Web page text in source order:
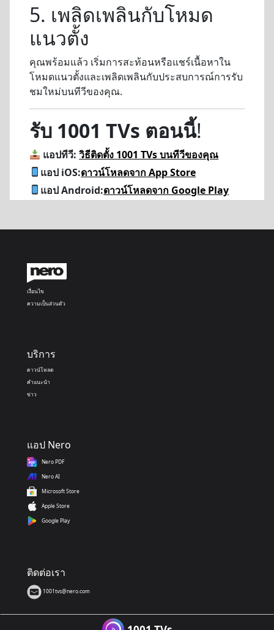
5. เพลิดเพลินกับโหมด
แนวตั้ง
คุณพร้อมแล้ว เริ่มการสะท้อนหรือแชร์เนื้อหาใน
โหมดแนวตั้งและเพลิดเพลินกับประสบการณ์การรับ
ชมใหม่บนทีวีของคุณ.
รับ 1001 TVs ตอนนี้!
แอปทีวี: วิธีติดตั้ง 1001 TVs บนทีวีของคุณ
แอป iOS:ดาวน์โหลดจาก App Store
แอป Android:ดาวน์โหลดจาก Google Play
เงื่อนไข
ความเป็นส่วนตัว
บริการ
ดาวน์โหลด
คำแนะนำ
ข่าว
แอป Nero
Nero PDF
Nero AI
Microsoft Store
Apple Store
Google Play
ติดต่อเรา
1001tvs@nero.com